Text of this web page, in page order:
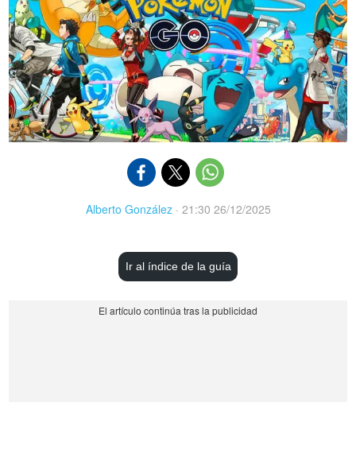
Alberto González· 21:30 26/12/2025
Ir al índice de la guía